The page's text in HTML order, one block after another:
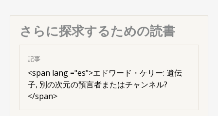
さらに探求するための読書
記事
<span lang ="es">エドワード・ケリー: 遺伝
子, 別の次元の預言者またはチャンネル?
</span>